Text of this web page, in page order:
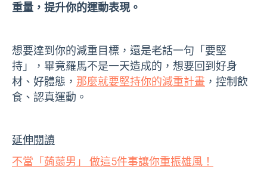
重量，提升你的運動表現。
想要達到你的減重目標，還是老話一句「要堅
持」，畢竟羅馬不是一天造成的，想要回到好身
材、好體態， 那麼就要堅持你的減重計畫 ，控制飲
食、認真運動。
延伸閱讀
不當「蒟蒻男」 做這5件事讓你重振雄風！